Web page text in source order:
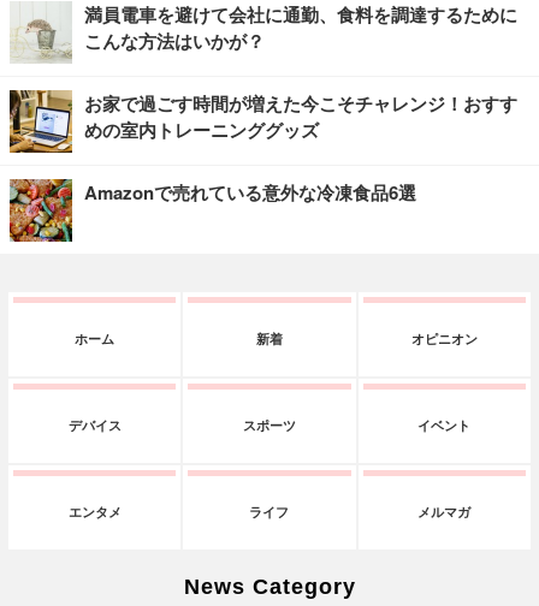
満員電車を避けて会社に通勤、食料を調達するために
こんな方法はいかが？
お家で過ごす時間が増えた今こそチャレンジ！おすす
めの室内トレーニンググッズ
Amazonで売れている意外な冷凍食品6選
ホーム 新着 オピニオン
デバイス スポーツ イベント
エンタメ ライフ メルマガ
News Category